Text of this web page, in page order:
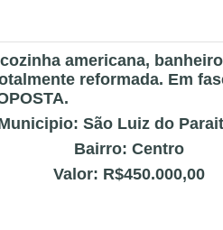
americana,
reformada. Em
São Luiz do
Bairro: Centro
Valor: R$450.000,00